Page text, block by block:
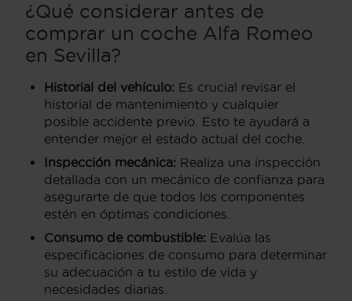
¿Qué considerar antes de
comprar un coche Alfa Romeo
en Sevilla?
Historial del vehículo: Es crucial revisar el
historial de mantenimiento y cualquier
posible accidente previo. Esto te ayudará a
entender mejor el estado actual del coche.
Inspección mecánica: Realiza una inspección
detallada con un mecánico de confianza para
asegurarte de que todos los componentes
estén en óptimas condiciones.
Consumo de combustible: Evalúa las
especificaciones de consumo para determinar
su adecuación a tu estilo de vida y
necesidades diarias.